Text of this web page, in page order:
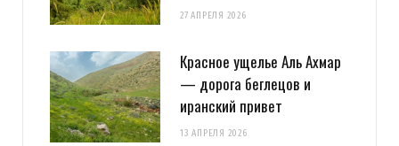
27 АПРЕЛЯ 2026
Красное ущелье Аль Ахмар
— дорога беглецов и
иранский привет
13 АПРЕЛЯ 2026